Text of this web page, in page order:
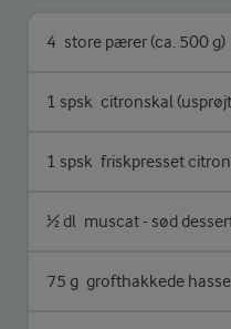
4 store pærer (ca. 500 g)
1 spsk citronskal
1 spsk friskpresset
½ dl muscat - sød
75 g grofthakkede